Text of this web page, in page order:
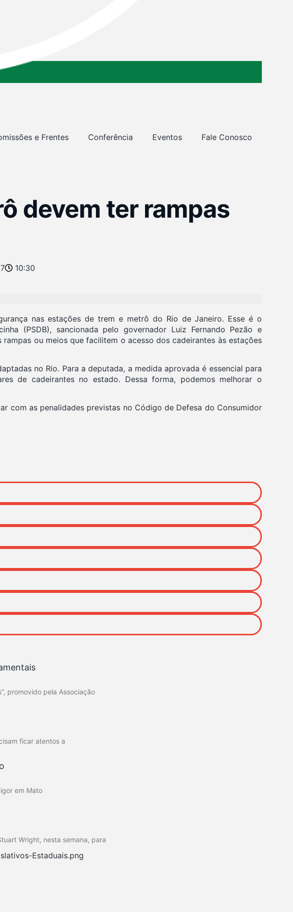
e Frentes Conferência Eventos Fale Conosco
devem ter rampas
10:30
nas estações de trem e metrô do Rio de Janeiro. Esse é o
(PSDB), sancionada pelo governador Luiz Fernando Pezão e
ou meios que facilitem o acesso dos cadeirantes às estações
no Rio. Para a deputada, a medida aprovada é essencial para
de cadeirantes no estado. Dessa forma, podemos melhorar o
com as penalidades previstas no Código de Defesa do Consumidor
promovido pela Associação
ficar atentos a
em Mato
Wright, nesta semana, para